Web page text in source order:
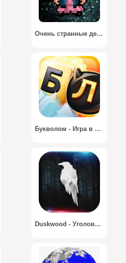
Очень странные дела: 1984 / Stranger Things: 1984
Букволом - Игра в слова
Duskwood - Уголовное дело и детективные игры